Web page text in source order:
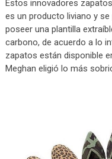
Estos innovadores
es un producto liviano y se
poseer una plantilla
carbono, de acuerdo a lo
zapatos están disponible
Meghan eligió lo más